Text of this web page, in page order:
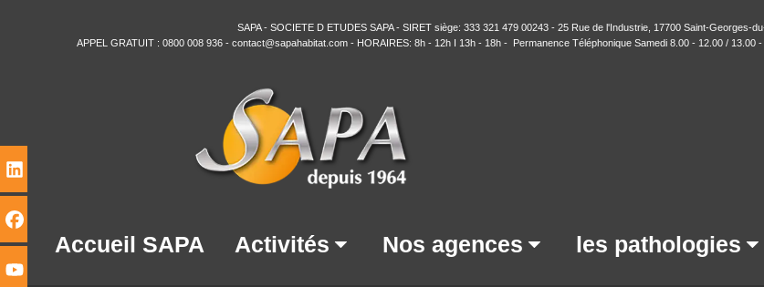
SAPA- SOCIETE D ETUDES SAPA - SIRET siège: 333 321 479 00243 - 25 Rue de l'Industrie, 17700 Saint-Georges-
APPEL GRATUIT : 0800 008 936 - contact@sapahabitat.com- HORAIRES: 8h - 12h I 13h - 18h - Permanence Téléphonique Samedi 8.00 - 12.00 / 13.00 -
Accueil SAPA Activités Nos agences les pathologies